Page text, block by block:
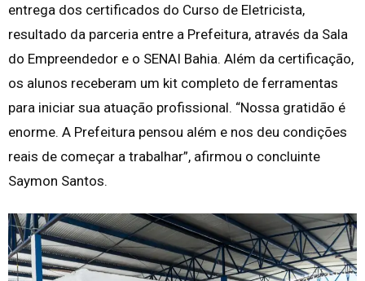
entrega dos certificados do Curso de Eletricista,
resultado da parceria entre a Prefeitura, através da Sala
do Empreendedor e o SENAI Bahia. Além da certificação,
os alunos receberam um kit completo de ferramentas
para iniciar sua atuação profissional. “Nossa gratidão é
enorme. A Prefeitura pensou além e nos deu condições
reais de começar a trabalhar”, afirmou o concluinte
Saymon Santos.